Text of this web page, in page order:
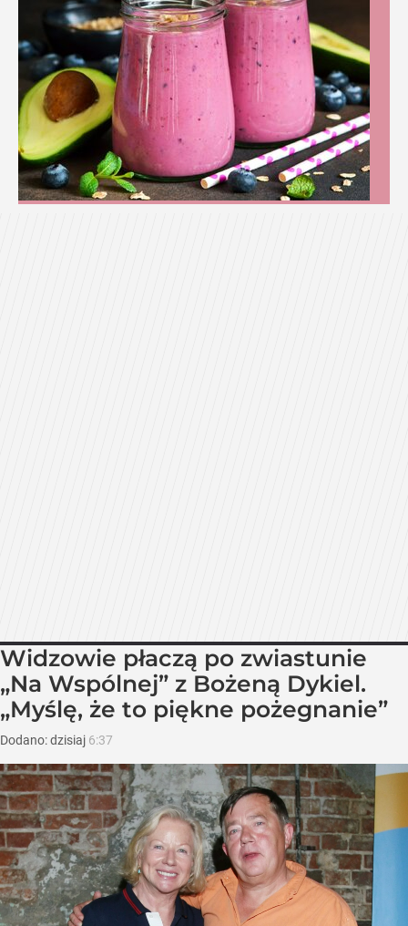
Widzowie płaczą po zwiastunie
„Na Wspólnej” z Bożeną Dykiel.
„Myślę, że to piękne pożegnanie”
Dodano:dzisiaj 6:37